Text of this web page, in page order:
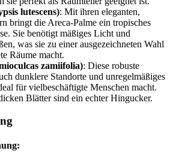
lutescens): Mit ihren eleganten,
bringt die Areca-Palme ein tropisches
Sie benötigt mäßiges Licht und
was sie zu einer ausgezeichneten Wahl
Räume macht.
zamiifolia): Diese robuste
dunklere Standorte und unregelmäßiges
für vielbeschäftigte Menschen macht.
Blätter sind ein echter Hingucker.